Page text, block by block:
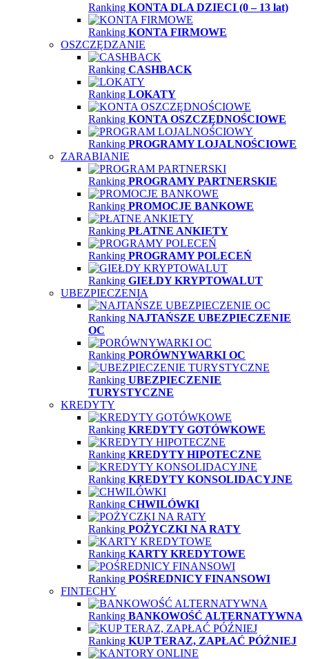
Ranking KONTA DLA DZIECI (0 – 13 lat)
Ranking KONTA FIRMOWE
OSZCZĘDZANIE
Ranking CASHBACK
Ranking LOKATY
Ranking KONTA OSZCZĘDNOŚCIOWE
Ranking PROGRAMY LOJALNOŚCIOWE
ZARABIANIE
Ranking PROGRAMY PARTNERSKIE
Ranking PROMOCJE BANKOWE
Ranking PŁATNE ANKIETY
Ranking PROGRAMY POLECEŃ
Ranking GIEŁDY KRYPTOWALUT
UBEZPIECZENIA
Ranking NAJTAŃSZE UBEZPIECZENIE
OC
Ranking PORÓWNYWARKI OC
Ranking UBEZPIECZENIE
TURYSTYCZNE
KREDYTY
Ranking KREDYTY GOTÓWKOWE
Ranking KREDYTY HIPOTECZNE
Ranking KREDYTY KONSOLIDACYJNE
Ranking CHWILÓWKI
Ranking POŻYCZKI NA RATY
Ranking KARTY KREDYTOWE
Ranking POŚREDNICY FINANSOWI
FINTECHY
Ranking BANKOWOŚĆ ALTERNATYWNA
Ranking KUP TERAZ, ZAPŁAĆ PÓŹNIEJ